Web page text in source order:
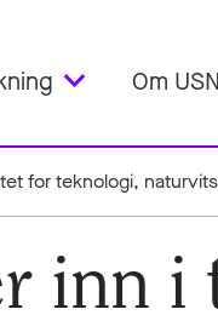
Om USN
for teknologi,
inn i